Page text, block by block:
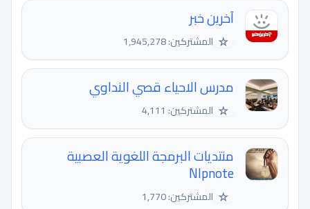
آخرین خبر
☆ المشتركين: 1,945,278
مدرس الاحياء قصي النداوي
☆ المشتركين: 4,111
منتديات البرمجة اللغوية العصبية
Nlpnote
☆ المشتركين: 1,770